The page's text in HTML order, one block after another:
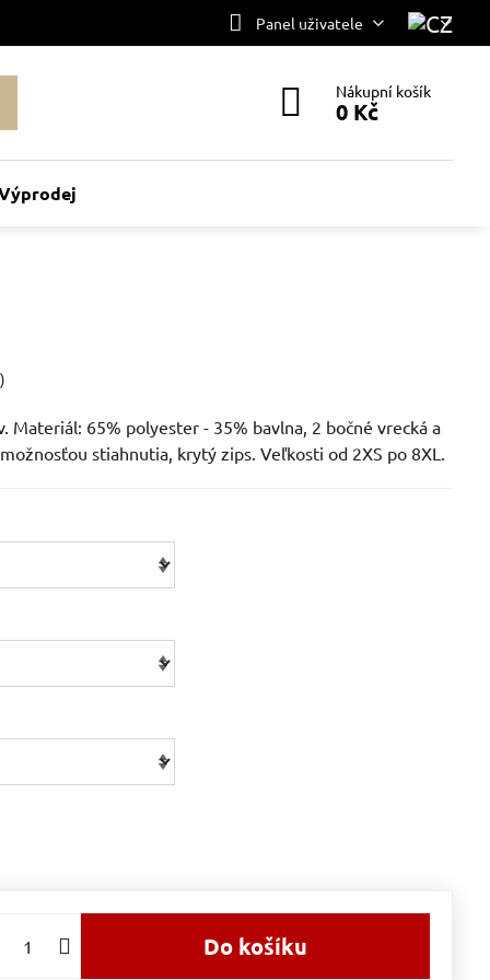
Panel uživatele
Nákupní košík
0 Kč
Materiál: 65% polyester - 35% bavlna, 2 bočné vrecká a
stiahnutia, krytý zips. Veľkosti od 2XS po 8XL.
Do košíku